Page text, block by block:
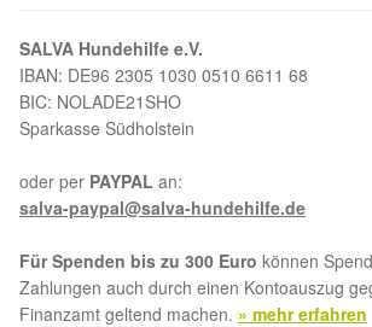
SALVA Hundehilfe e.V.
IBAN: DE96 2305 1030 0510 6611 68
BIC: NOLADE21SHO
Sparkasse Südholstein
oder per PAYPAL an:
salva-paypal@salva-hundehilfe.de
Für Spenden bis zu 300 Euro können
Zahlungen auch durch einen Kontoauszug
Finanzamt geltend machen. » mehr erfahren